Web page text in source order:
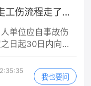
当事人：施工时受伤，公司走工伤流程走了半年时间了还未完成，怎么起诉
单位应自事故伤
日起30日内向统
延长。若用人单
的工伤待遇费用
我也要问